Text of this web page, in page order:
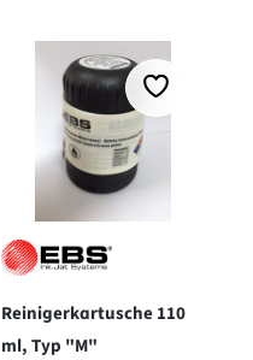
Reinigerkartusche 110
ml, Typ "M"